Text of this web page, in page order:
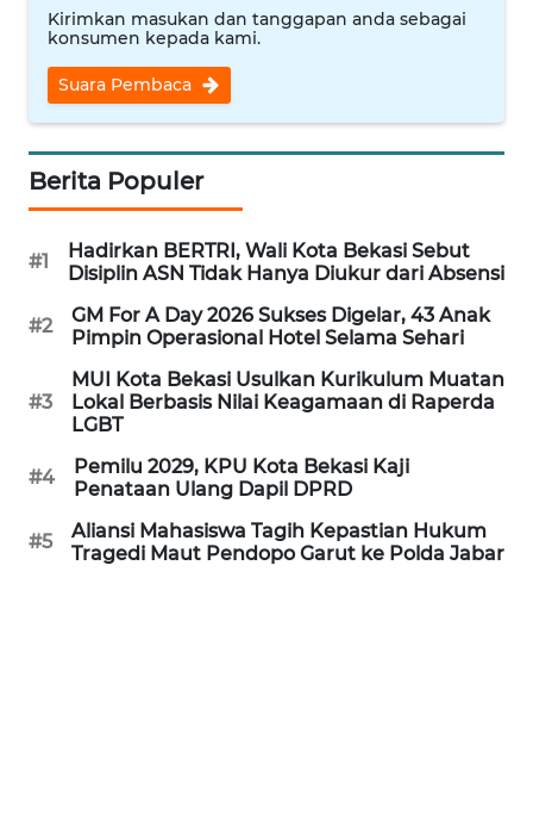
Kirimkan masukan dan tanggapan anda sebagai
konsumen kepada kami.
Suara Pembaca
Berita Populer
#1
Hadirkan BERTRI, Wali Kota Bekasi Sebut
Disiplin ASN Tidak Hanya Diukur dari Absensi
#2
GM For A Day 2026 Sukses Digelar, 43 Anak
Pimpin Operasional Hotel Selama Sehari
#3
MUI Kota Bekasi Usulkan Kurikulum Muatan
Lokal Berbasis Nilai Keagamaan di Raperda
LGBT
#4
Pemilu 2029, KPU Kota Bekasi Kaji
Penataan Ulang Dapil DPRD
#5
Aliansi Mahasiswa Tagih Kepastian Hukum
Tragedi Maut Pendopo Garut ke Polda Jabar
WN
NTB
WN
SULTENG
WN
SULBAR
WN
BABEL
SUMBAR
WN
SUMSEL
WN
BENGKULU